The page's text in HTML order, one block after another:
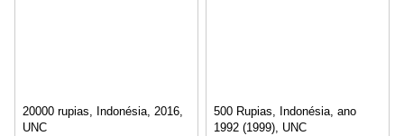
20000 rupias, Indonésia, 2016,
UNC
500 Rupias, Indonésia, ano
1992 (1999), UNC